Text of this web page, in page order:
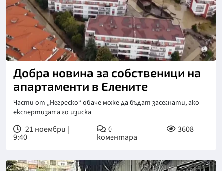
Снимка: Нова телевизия
Добра новина за собственици на
апартаменти в Елените
Части от „Негреско“ обаче може да бъдат засегнати, ако
експертизата го изиска
21 ноември |
9:40
0
коментара
3608